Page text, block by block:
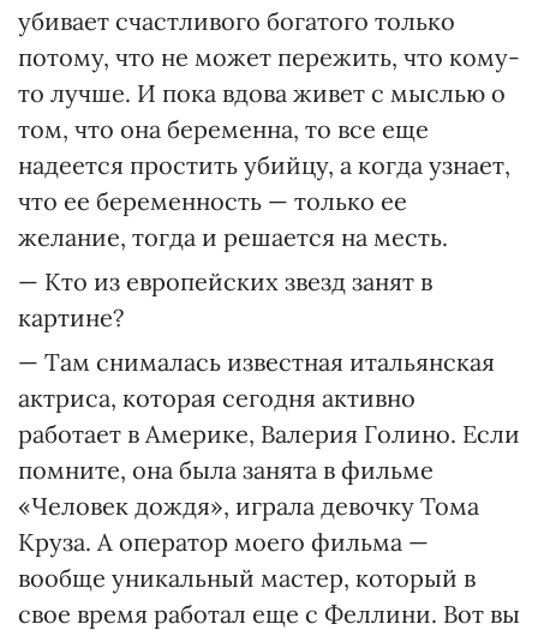
убивает счастливого богатого только
потому, что не может пережить, что кому-
то лучше. И пока вдова живет с мыслью о
том, что она беременна, то все еще
надеется простить убийцу, а когда узнает,
что ее беременность — только ее
желание, тогда и решается на месть.
— Кто из европейских звезд занят в
картине?
— Там снималась известная итальянская
актриса, которая сегодня активно
работает в Америке, Валерия Голино. Если
помните, она была занята в фильме
«Человек дождя», играла девочку Тома
Круза. А оператор моего фильма —
вообще уникальный мастер, который в
свое время работал еще с Феллини. Вот вы